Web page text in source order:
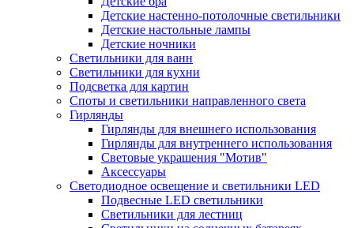
Детские настенно-потолочные светильники
Детские настольные лампы
Детские ночники
Светильники для ванн
Светильники для кухни
Подсветка для картин
Споты и светильники направленного света
Гирлянды
Гирлянды для внешнего использования
Гирлянды для внутреннего использования
Световые украшения "Мотив"
Аксессуары
Светодиодное освещение и светильники LED
Подвесные LED светильники
Светильники для лестниц